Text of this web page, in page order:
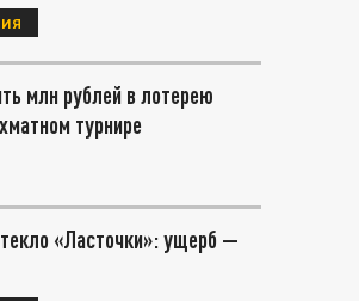
млн рублей в лотерею
турнире
«Ласточки»: ущерб —